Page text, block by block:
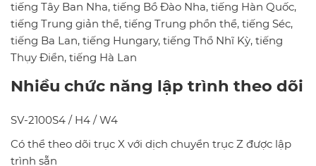
tiếng Tây Ban Nha, tiếng Bồ Đào Nha, tiếng Hàn Quốc,
tiếng Trung giản thể, tiếng Trung phồn thể, tiếng Séc,
tiếng Ba Lan, tiếng Hungary, tiếng Thổ Nhĩ Kỳ, tiếng
Thụy Điển, tiếng Hà Lan
Nhiều chức năng lập trình theo dõi
SV-2100S4 / H4 / W4
Có thể theo dõi trục X với dịch chuyển trục Z được lập
trình sẵn